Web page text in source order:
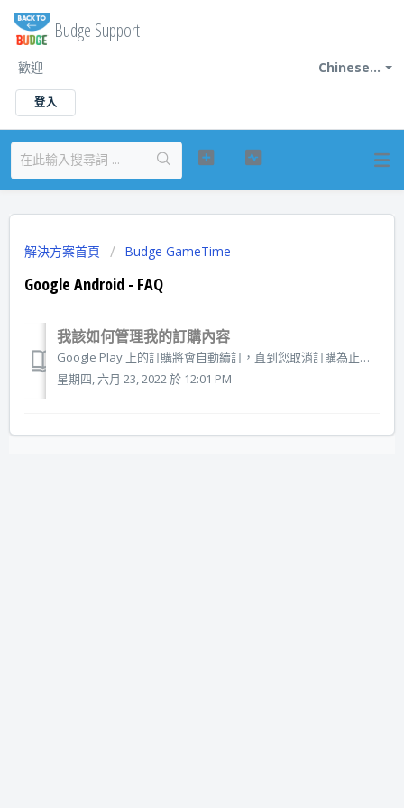
Budge Support
Chinese...
歡迎
登入
解決方案首頁 Budge GameTime
Google Android - FAQ
我該如何管理我的訂購內容
Google Play 上的訂購將會自動續訂，直到您取消訂購為止。如果您不再想要繼續訂購任何應用程式，您隨時可以直接從裝置取消訂購。您也可以更改您所使用的付款方式。請在更新日期前至少 24 小時取消訂購。 重要資訊：移除應用程式並不會自動停止該程式的訂購。您必須取消訂購以結束訂購。如果您沒有取消訂購便...
星期四, 六月 23, 2022 於 12:01 PM